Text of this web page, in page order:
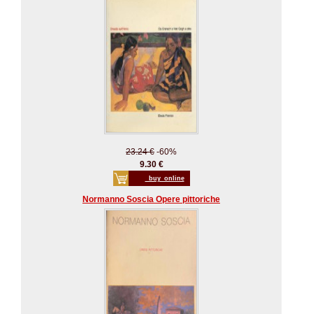
23.24 € -60%
9.30 €
_buy_online
Normanno Soscia Opere pittoriche